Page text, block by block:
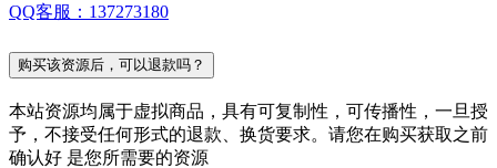
QQ客服：137273180
购买该资源后，可以退款吗？
本站资源均属于虚拟商品，具有可复制性，可传播性，一旦授
予，不接受任何形式的退款、换货要求。请您在购买获取之前
确认好 是您所需要的资源